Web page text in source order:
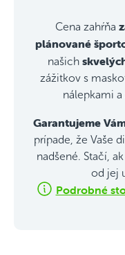
Cena zahŕňa
plánované
našich
zážitkov s
nálepkami
Garantujeme
prípade, že Vaše
nadšené. Stačí,
od jej
Podrobné